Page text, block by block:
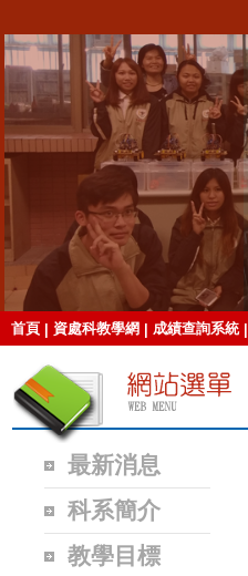
首頁 | 資處科教學網 | 成績查詢系統|
最新消息
科系簡介
教學目標